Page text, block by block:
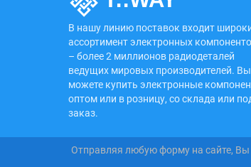
В нашу линию поставок входит
ассортимент электронных
– более 2 миллионов радиодеталей
ведущих мировых производителей. Вы
можете купить электронные
оптом или в розницу, со склада или
заказ.
Отправляя любую форму на сайте, Вы